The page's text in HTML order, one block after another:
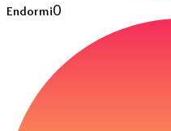
Endormi0